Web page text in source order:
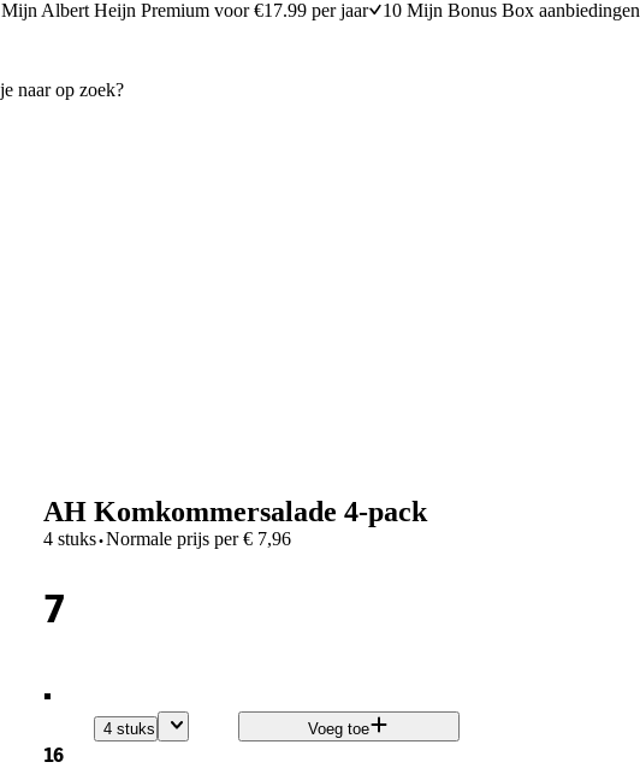
Mijn Albert Heijn Premium voor €17.99 per jaar 10 Mijn Bonus Box aanbiedingen
AH Komkommersalade 4-pack
4 stuks·Normale prijs per € 7,96
7
.
16
4 stuks Voeg toe